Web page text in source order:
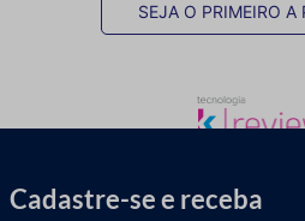
SEJA O PRIMEIRO A
Cadastre-se e receba